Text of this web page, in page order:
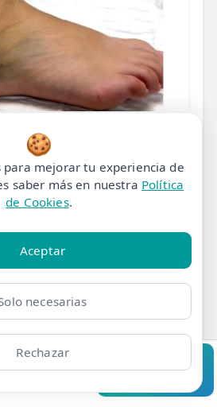
en
🍪
para mejorar tu experiencia de
saber más en nuestra Política
de Cookies.
Aceptar
necesarias
Rechazar